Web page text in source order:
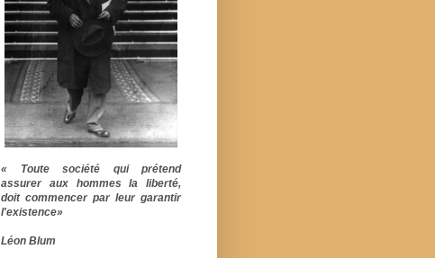
« Toute société qui prétend
assurer aux hommes la liberté,
doit commencer par leur garantir
l'existence»
Léon Blum